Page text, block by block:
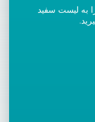
به لیست سفید